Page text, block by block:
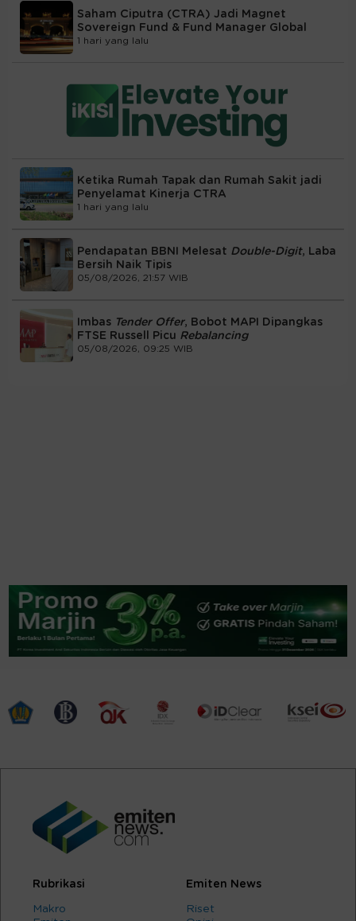
Saham Ciputra (CTRA) Jadi Magnet
Sovereign Fund & Fund Manager Global
1 hari yang lalu
Ketika Rumah Tapak dan Rumah Sakit jadi
Penyelamat Kinerja CTRA
1 hari yang lalu
Pendapatan BBNI Melesat Double-Digit, Laba
Bersih Naik Tipis
05/08/2026, 21:57 WIB
Imbas Tender Offer, Bobot MAPI Dipangkas
FTSE Russell Picu Rebalancing
05/08/2026, 09:25 WIB
Rubrikasi
Makro
Emiten News
Riset